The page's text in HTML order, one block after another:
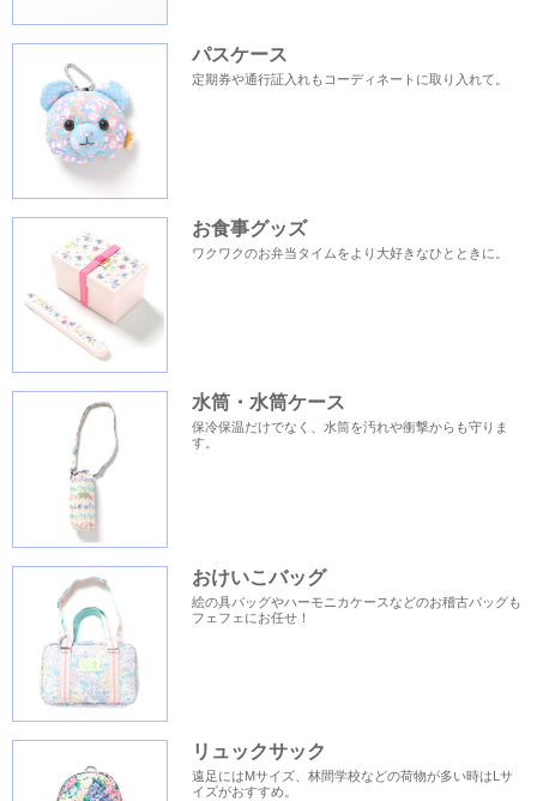
パスケース
定期券や通行証入れもコーディネートに取り入れて。
お食事グッズ
ワクワクのお弁当タイムをより大好きなひとときに。
水筒・水筒ケース
保冷保温だけでなく、水筒を汚れや衝撃からも守りま
す。
おけいこバッグ
絵の具バッグやハーモニカケースなどのお稽古バッグも
フェフェにお任せ！
リュックサック
遠足にはMサイズ、林間学校などの荷物が多い時はLサ
イズがおすすめ。